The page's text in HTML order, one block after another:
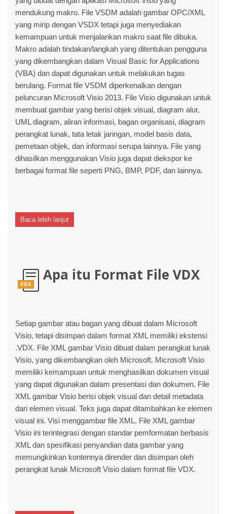
mendukung makro. File VSDM adalah gambar OPC/XML
yang mirip dengan VSDX tetapi juga menyediakan
kemampuan untuk menjalankan makro saat file dibuka.
Makro adalah tindakan/langkah yang ditentukan pengguna
yang dikembangkan dalam Visual Basic for Applications
(VBA) dan dapat digunakan untuk melakukan tugas
berulang. Format file VSDM diperkenalkan dengan
peluncuran Microsoft Visio 2013. File Visio digunakan untuk
membuat gambar yang berisi objek visual, diagram alur,
UML diagram, aliran informasi, bagan organisasi, diagram
perangkat lunak, tata letak jaringan, model basis data,
pemetaan objek, dan informasi serupa lainnya. File yang
dihasilkan menggunakan Visio juga dapat diekspor ke
berbagai format file seperti PNG, BMP, PDF, dan lainnya.
Baca lebih lanjut
VDX
Apa itu Format File VDX
Setiap gambar atau bagan yang dibuat dalam Microsoft
Visio, tetapi disimpan dalam format XML memiliki ekstensi
.VDX. File XML gambar Visio dibuat dalam perangkat lunak
Visio, yang dikembangkan oleh Microsoft. Microsoft Visio
memiliki kemampuan untuk menghasilkan dokumen visual
yang dapat digunakan dalam presentasi dan dokumen. File
XML gambar Visio berisi objek visual dan detail metadata
dari elemen visual. Teks juga dapat ditambahkan ke elemen
visual ini. Visi menggambar file XML. File XML gambar
Visio ini terintegrasi dengan standar pemformatan berbasis
XML dan spesifikasi penyandian data gambar yang
memungkinkan kontennya dirender dan disimpan oleh
perangkat lunak Microsoft Visio dalam format file VDX.